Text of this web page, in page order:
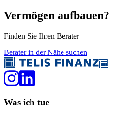
Vermögen aufbauen?
Finden Sie Ihren Berater
Berater in der Nähe suchen
Was ich tue